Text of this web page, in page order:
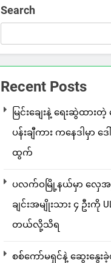
Search
Recent Posts
မြင်းချေးနဲ့ ရေးဆွဲထာ
ပန်းချီကား ကနေဒါမှာ ဒ
ထွက်
ပလက်ဝမြို့နယ်မှာ လှေ
ချင်းအမျိုးသား ၄ ဦးကို
တယ်လို့သိရ
စစ်ကော်မရှင်နဲ့ ဆွေးနွေး